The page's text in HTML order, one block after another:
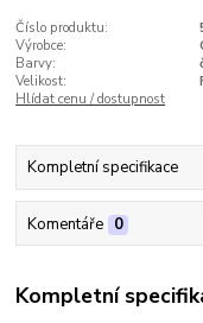
Číslo produktu:
Výrobce:
Barvy:
Velikost:
Hlídat cenu / dostupnost
Kompletní specifikace
Komentáře 0
Kompletní